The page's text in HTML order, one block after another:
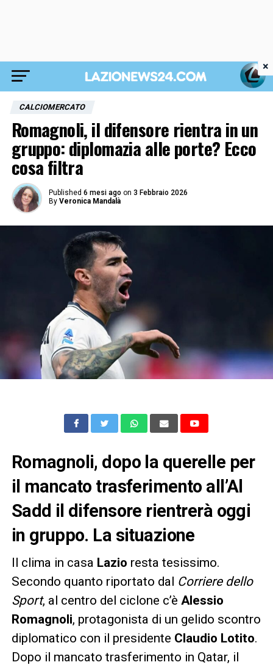
CALCIOMERCATO
Romagnoli, il difensore rientra in un
gruppo: diplomazia alle porte? Ecco
cosa filtra
Published 6 mesi ago on 3 Febbraio 2026
By Veronica Mandalà
Romagnoli, dopo la querelle per
il mancato trasferimento all’Al
Sadd il difensore rientrerà oggi
in gruppo. La situazione
Il clima in casa Lazio resta tesissimo.
Secondo quanto riportato dal Corriere dello
Sport, al centro del ciclone c’è Alessio
Romagnoli, protagonista di un gelido scontro
diplomatico con il presidente Claudio Lotito.
Dopo il mancato trasferimento in Qatar, il
×